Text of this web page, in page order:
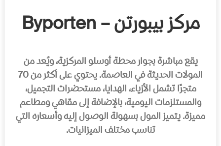
مركز بيبورتن – Byporten
يقع مباشرة بجوار محطة أوسلو المركزية، ويُعد من
المولات الحديثة في العاصمة. يحتوي على أكثر من 70
متجرًا تشمل الأزياء، الهدايا، مستحضرات التجميل،
والمستلزمات اليومية، بالإضافة إلى مقاهي ومطاعم
مميزة. يتميز المول بسهولة الوصول إليه وأسعاره التي
تناسب مختلف الميزانيات.